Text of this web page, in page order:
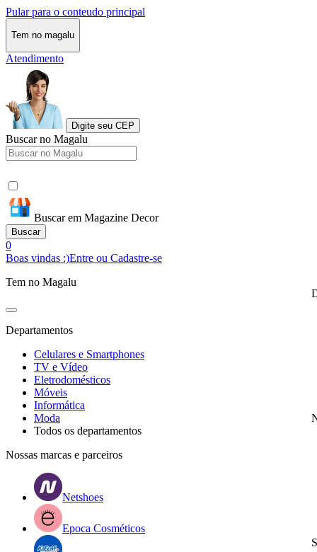
Pular para o conteudo principal
Tem no magalu
Atendimento
Digite seu CEP
Buscar no Magalu
Buscar em Magazine Decor
Buscar
0
Boas vindas :)Entre ou Cadastre-se
Tem no Magalu
Departamentos
Celulares e Smartphones
TV e Vídeo
Eletrodomésticos
Móveis
Informática
Moda
Todos os departamentos
Nossas marcas e parceiros
Netshoes
Epoca Cosméticos